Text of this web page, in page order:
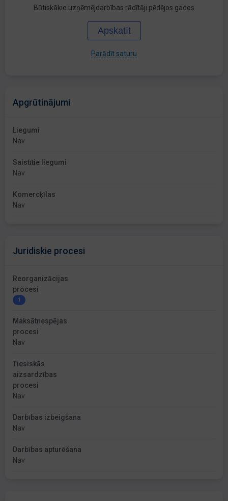
Būtiskākie uzņēmējdarbības rādītāji pēdējos gados
Apskatīt
Parādīt saturu
Apgrūtinājumi
Liegumi
Nav
Saistītie liegumi
Nav
Komercķīlas
Nav
Juridiskie procesi
Reorganizācijas
procesi
1
Maksātnespējas
procesi
Nav
Tiesiskās
aizsardzības
procesi
Nav
Darbības izbeigšana
Nav
Darbības apturēšana
Nav